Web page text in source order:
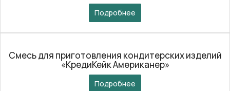
Подробнее
Смесь для приготовления кондитерских изделий
«КредиКейк Американер»
Подробнее